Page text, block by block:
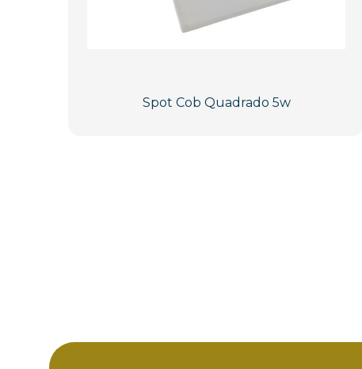
Spot Cob Quadrado 5w